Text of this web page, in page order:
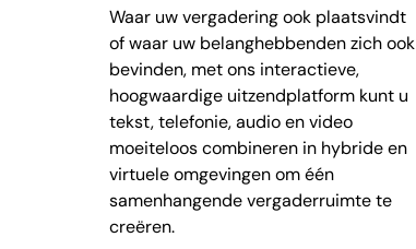
Waar uw vergadering ook plaatsvindt
of waar uw belanghebbenden zich ook
bevinden, met ons interactieve,
hoogwaardige uitzendplatform kunt u
tekst, telefonie, audio en video
moeiteloos combineren in hybride en
virtuele omgevingen om één
samenhangende vergaderruimte te
creëren.